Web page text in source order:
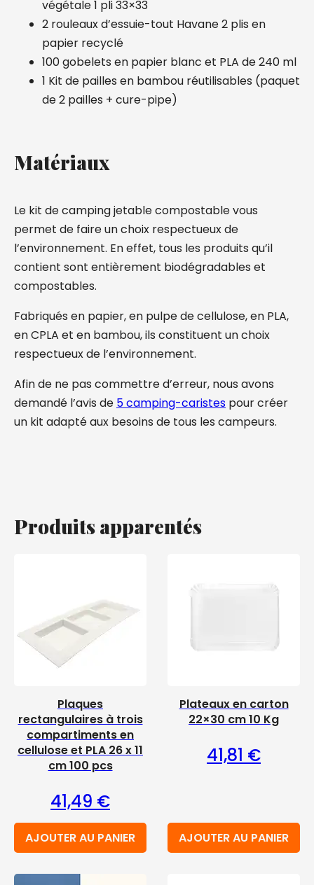
végétale 1 pli 33×33
2 rouleaux d’essuie-tout Havane 2 plis en
papier recyclé
100 gobelets en papier blanc et PLA de 240 ml
1 Kit de pailles en bambou réutilisables (paquet
de 2 pailles + cure-pipe)
Matériaux
Le kit de camping jetable compostable vous
permet de faire un choix respectueux de
l’environnement. En effet, tous les produits qu’il
contient sont entièrement biodégradables et
compostables.
Fabriqués en papier, en pulpe de cellulose, en PLA,
en CPLA et en bambou, ils constituent un choix
respectueux de l’environnement.
Afin de ne pas commettre d’erreur, nous avons
demandé l’avis de 5 camping-caristes pour créer
un kit adapté aux besoins de tous les campeurs.
Produits apparentés
Plaques
rectangulaires à trois
compartiments en
cellulose et PLA 26 x 11
cm 100 pcs
41,49 €
AJOUTER AU PANIER
Plateaux en carton
22×30 cm 10 Kg
41,81 €
AJOUTER AU PANIER